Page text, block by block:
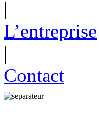
|
L’entreprise
|
Contact